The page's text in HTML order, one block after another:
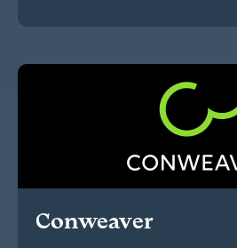
Conweaver